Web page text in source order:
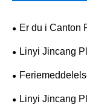
Er du i Canton
Linyi Jincang
driften efter
Linyi Jincang